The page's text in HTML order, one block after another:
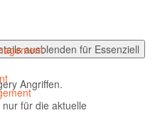
ausblenden für Essenziell
Angriffen.
für die aktuelle